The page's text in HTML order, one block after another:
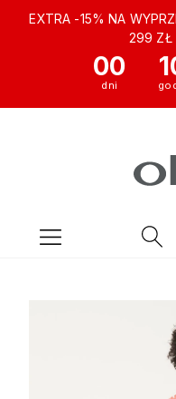
EXTRA -15% NA
299 ZŁ
00